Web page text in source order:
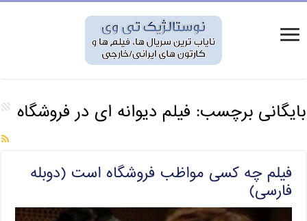
بایگانی برچسب: فیلم دیوانه ای در فروشگاه
فیلم چه کسی مواظب فروشگاه است (دوبله
فارسی)